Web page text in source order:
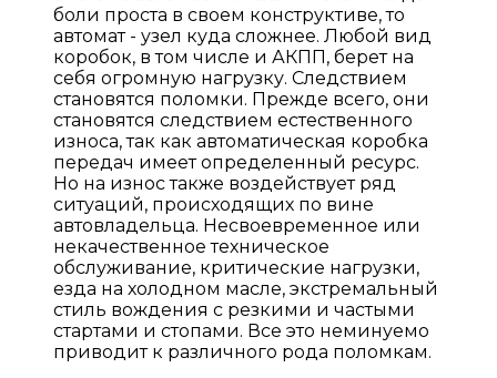
боли проста в своем конструктиве, то
автомат - узел куда сложнее. Любой вид
коробок, в том числе и АКПП, берет на
себя огромную нагрузку. Следствием
становятся поломки. Прежде всего, они
становятся следствием естественного
износа, так как автоматическая коробка
передач имеет определенный ресурс.
Но на износ также воздействует ряд
ситуаций, происходящих по вине
автовладельца. Несвоевременное или
некачественное техническое
обслуживание, критические нагрузки,
езда на холодном масле, экстремальный
стиль вождения с резкими и частыми
стартами и стопами. Все это неминуемо
приводит к различного рода поломкам.